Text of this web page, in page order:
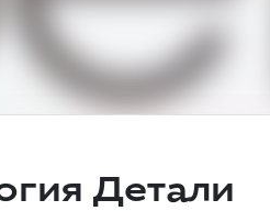
Детали